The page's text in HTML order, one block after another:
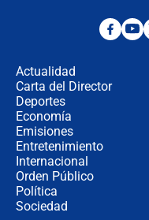
Actualidad
Carta del Director
Deportes
Economía
Emisiones
Entretenimiento
Internacional
Orden Público
Política
Sociedad